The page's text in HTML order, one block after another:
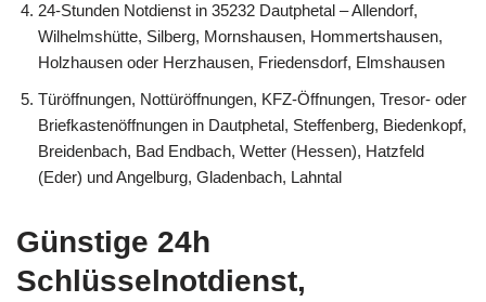
24-Stunden Notdienst in 35232 Dautphetal – Allendorf,
Wilhelmshütte, Silberg, Mornshausen, Hommertshausen,
Holzhausen oder Herzhausen, Friedensdorf, Elmshausen
Türöffnungen, Nottüröffnungen, KFZ-Öffnungen, Tresor- oder
Briefkastenöffnungen in Dautphetal, Steffenberg, Biedenkopf,
Breidenbach, Bad Endbach, Wetter (Hessen), Hatzfeld
(Eder) und Angelburg, Gladenbach, Lahntal
Günstige 24h
Schlüsselnotdienst,